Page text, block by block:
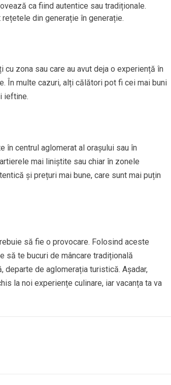
ca fiind autentice sau tradiționale.
din generație în generație.
zona sau care au avut deja o experiență în
În multe cazuri, alți călători pot fi cei mai buni
ieftine.
în centrul aglomerat al orașului sau în
mai liniștite sau chiar în zonele
și prețuri mai bune, care sunt mai puțin
să fie o provocare. Folosind aceste
să te bucuri de mâncare tradițională
de aglomerația turistică. Așadar,
la noi experiențe culinare, iar vacanța ta va